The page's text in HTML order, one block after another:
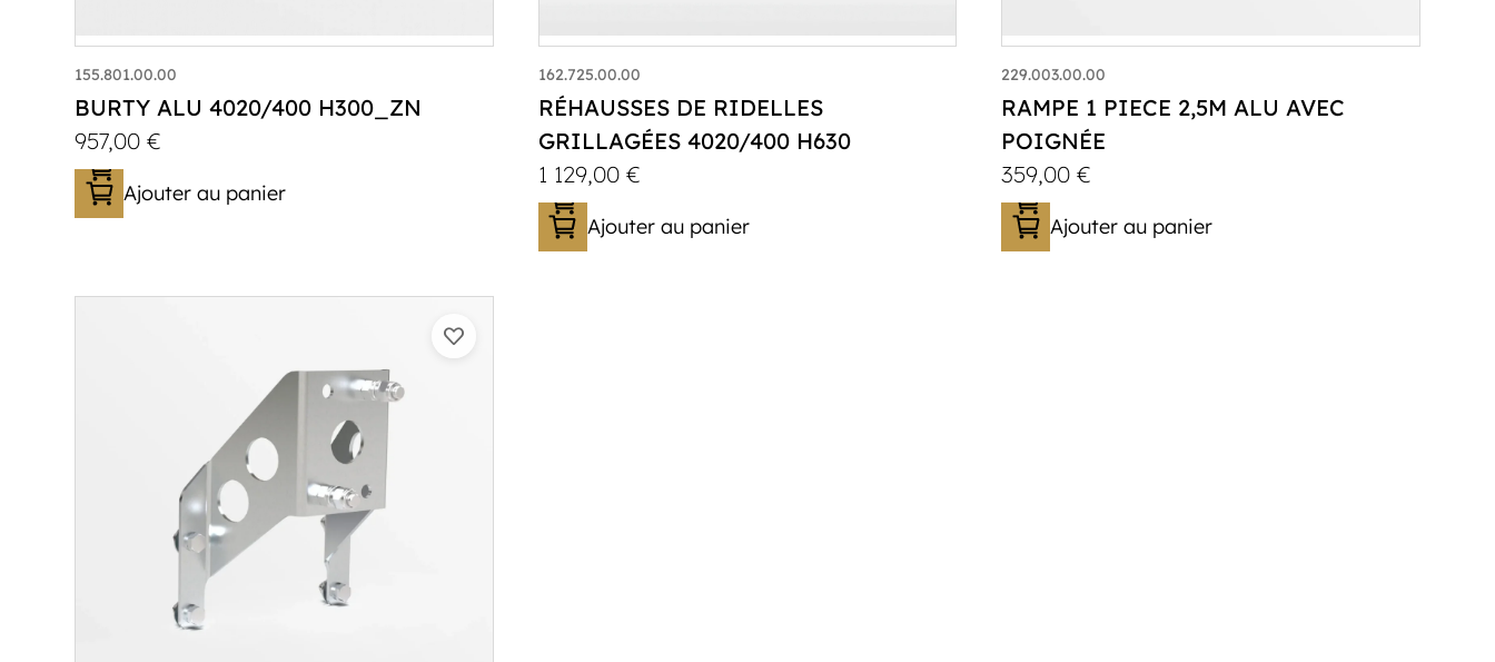
155.801.00.00
BURTY ALU 4020/400 H300_ZN
957,00€
Ajouter au panier
162.725.00.00
RÉHAUSSES DE RIDELLES
GRILLAGÉES 4020/400 H630
1 129,00 €
Ajouter au panier
229.003.00.00
RAMPE 1 PIECE 2,5M ALU AVEC
POIGNÉE
359,00€
Ajouter au panier